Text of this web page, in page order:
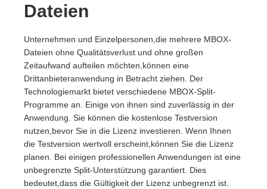
Dateien
Unternehmen und Einzelpersonen,die mehrere MBOX-
Dateien ohne Qualitätsverlust und ohne großen
Zeitaufwand aufteilen möchten,können eine
Drittanbieteranwendung in Betracht ziehen. Der
Technologiemarkt bietet verschiedene MBOX-Split-
Programme an. Einige von ihnen sind zuverlässig in der
Anwendung. Sie können die kostenlose Testversion
nutzen,bevor Sie in die Lizenz investieren. Wenn Ihnen
die Testversion wertvoll erscheint,können Sie die Lizenz
planen. Bei einigen professionellen Anwendungen ist eine
unbegrenzte Split-Unterstützung garantiert. Dies
bedeutet,dass die Gültigkeit der Lizenz unbegrenzt ist.